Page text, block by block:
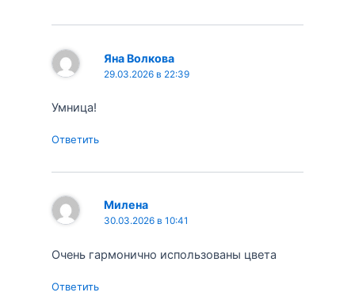
Яна Волкова
29.03.2026 в 22:39
Умница!
Ответить
Милена
30.03.2026 в 10:41
Очень гармонично использованы цвета
Ответить